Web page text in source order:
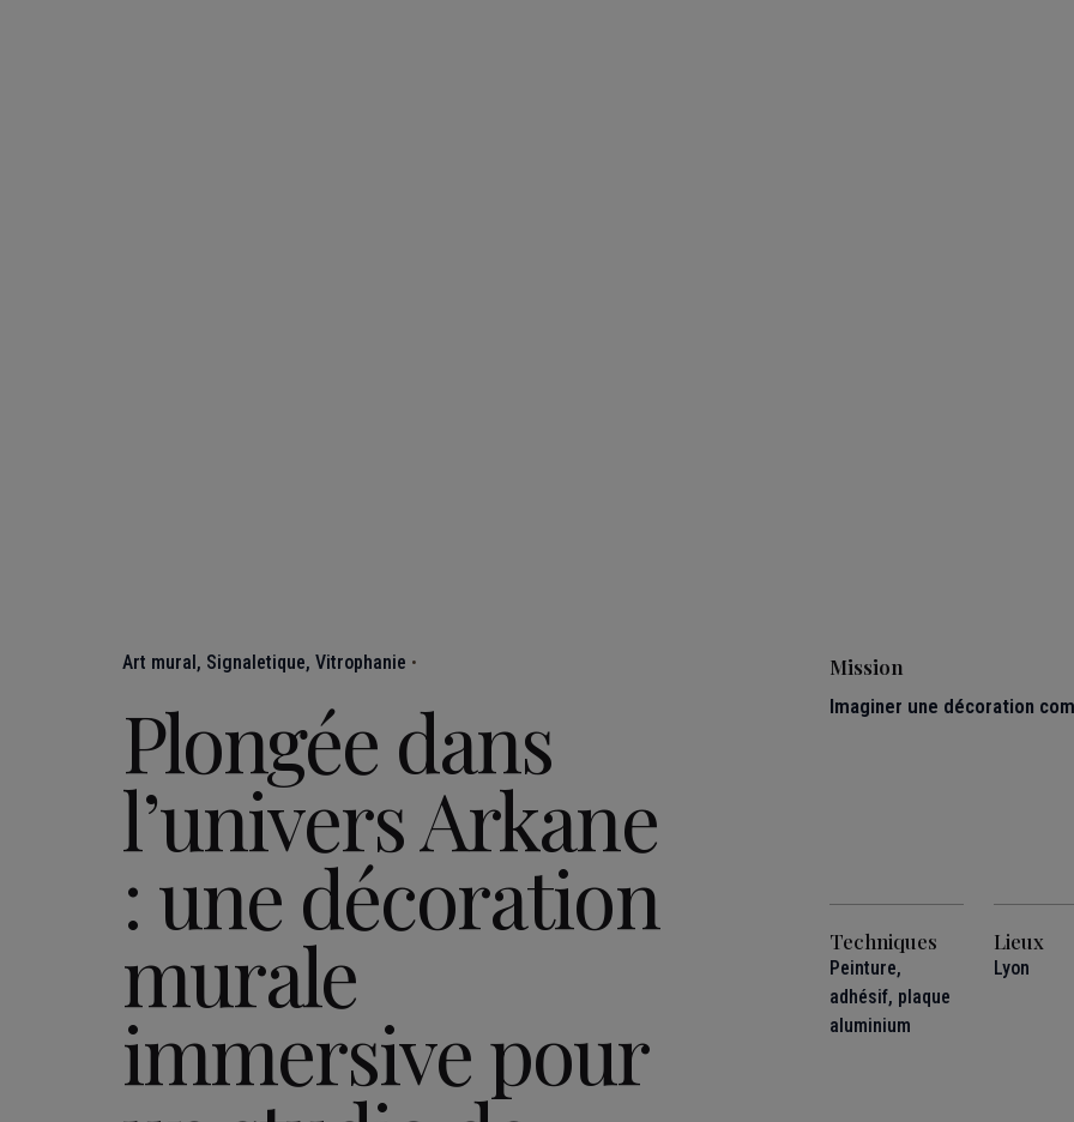
Art mural Signaletique Vitrophanie
Plongée dans
l’univers Arkane
: une décoration
murale
immersive pour
Mission
Imaginer une décoration
Techniques
Peinture,
adhésif, plaque
aluminium
Lieux
Lyon